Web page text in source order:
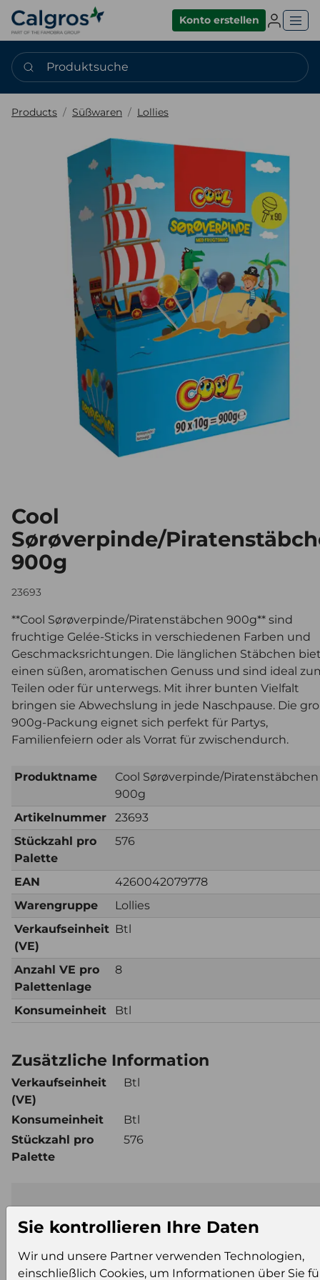
Konto erstellen
Produktsuche
Products Süßwaren Lollies
Cool
Sørøverpinde/
900g
23693
**Cool Sørøverpinde/Piratenstäbchen 900g** sind
fruchtige Gelée-Sticks in verschiedenen Farben und
Geschmacksrichtungen. Die länglichen Stäbchen
einen süßen, aromatischen Genuss und sind ideal
Teilen oder für unterwegs. Mit ihrer bunten Vielfalt
bringen sie Abwechslung in jede Naschpause. Die
900g-Packung eignet sich perfekt für Partys,
Familienfeiern oder als Vorrat für zwischendurch.
Produktname
Cool Sørøverpinde/Piratenstäbchen
900g
Artikelnummer
23693
Stückzahl pro
Palette
576
EAN
4260042079778
Warengruppe
Lollies
Verkaufseinheit
(VE)
Btl
Anzahl VE pro
Palettenlage
8
Konsumeinheit Btl
Zusätzliche Information
Verkaufseinheit
(VE)
Btl
Konsumeinheit
Btl
Stückzahl pro
Palette
576
Sie müssen eingeloggt sein, um Preise zu sehen
und/oder dieses Produkt zu kaufen.
Sie kontrollieren Ihre Daten
Wir und unsere Partner verwenden Technologien,
einschließlich Cookies, um Informationen über Sie